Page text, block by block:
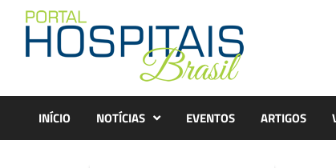
content
INÍCIO NOTÍCIAS EVENTOS ARTIGOS